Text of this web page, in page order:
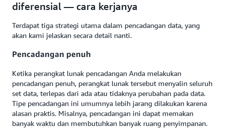
diferensial — cara kerjanya
Terdapat tiga strategi utama dalam pencadangan data, yang
akan kami jelaskan secara detail nanti.
Pencadangan penuh
Ketika perangkat lunak pencadangan Anda melakukan
pencadangan penuh, perangkat lunak tersebut menyalin seluruh
set data, terlepas dari ada atau tidaknya perubahan pada data.
Tipe pencadangan ini umumnya lebih jarang dilakukan karena
alasan praktis. Misalnya, pencadangan ini dapat memakan
banyak waktu dan membutuhkan banyak ruang penyimpanan.